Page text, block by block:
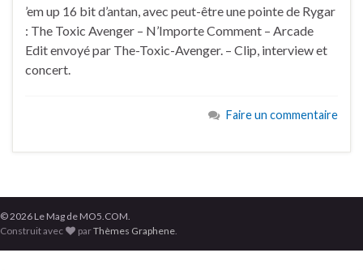
’em up 16 bit d’antan, avec peut-être une pointe de Rygar
: The Toxic Avenger – N’Importe Comment – Arcade
Edit envoyé par The-Toxic-Avenger. – Clip, interview et
concert.
Faire un commentaire
© 2026 Le Mag de MO5.COM.
Construit avec
parThèmes Graphene